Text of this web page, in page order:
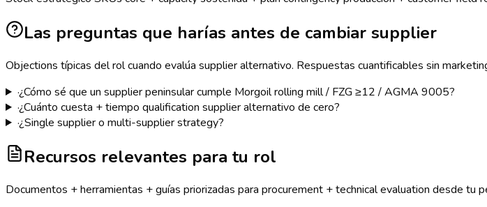
Las preguntas que harías antes de cambiar supplier
Objections típicas del rol cuando evalúa supplier alternativo. Respuestas cuantificables sin
·¿Cómo sé que un supplier peninsular cumple Morgoil rolling mill / FZG ≥12 / AGMA 9005?
·¿Cuánto cuesta + tiempo qualification supplier alternativo de cero?
·¿Single supplier o multi-supplier strategy?
Recursos relevantes para tu rol
Documentos + herramientas + guías priorizadas para procurement + technical evaluation desde tu